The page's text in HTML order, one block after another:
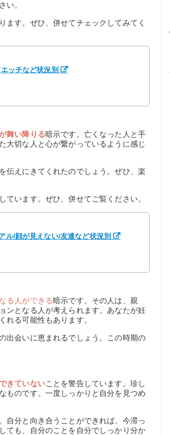
い。
ます。ぜひ、併せてチェックしてみてく
ッチなど状況別
舞い降りる暗示です。亡くなった人と手
大切な人と心が繋がっているように感じ
伝えにきてくれたのでしょう。ぜひ、楽
います。ぜひ、併せてご覧ください。
ル/顔が見えない/友達など状況別
る人ができる暗示です。その人は、親
ンとなる人が考えられます。あなたが妊
れる可能性もあります。
出会いに恵まれるでしょう。この時期の
きていないことを警告しています。珍し
ものです。一度しっかりと自分を見つめ
自分と向き合うことができれば、今滞っ
ても、自分のことを自分でしっかり分か